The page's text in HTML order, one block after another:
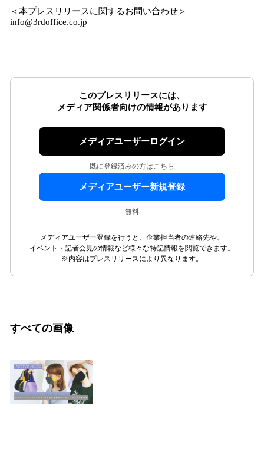
＜本プレスリリースに関するお問い合わせ＞
info@3rdoffice.co.jp
このプレスリリースには、
メディア関係者向けの情報があります
メディアユーザーログイン
既に登録済みの方はこちら
メディアユーザー新規登録
無料
メディアユーザー登録を行うと、企業担当者の連絡先や、
イベント・記者会見の情報など様々な特記情報を閲覧できます。
※内容はプレスリリースにより異なります。
すべての画像